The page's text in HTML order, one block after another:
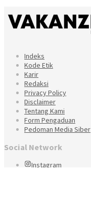
Indeks
Kode Etik
Karir
Redaksi
Privacy Policy
Disclaimer
Tentang Kami
Form Pengaduan
Pedoman Media Siber
Social Network
Instagram